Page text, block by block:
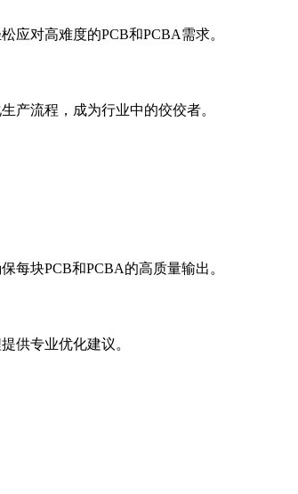
应对高难度的PCB和PCBA需求。
产流程，成为行业中的佼佼者。
每块PCB和PCBA的高质量输出。
供专业优化建议。